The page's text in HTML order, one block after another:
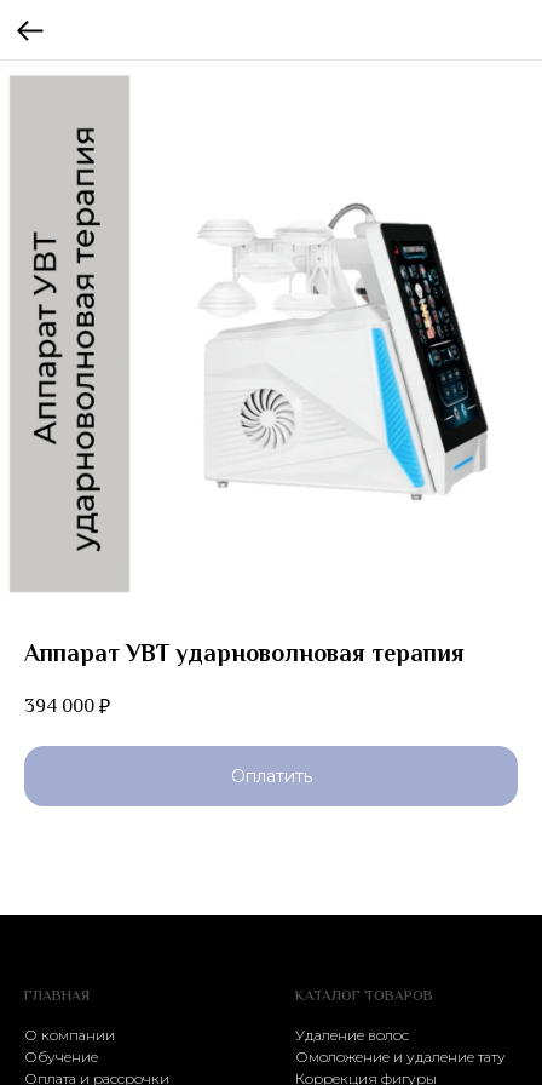
Аппарат УВТ ударноволновая терапия
394 000₽
Оплатить
ГЛАВНАЯ
О компании
Обучение
Оплата и рассрочки
КАТАЛОГ ТОВАРОВ
Удаление волос
Омоложение и удаление тату
Коррекция фигуры